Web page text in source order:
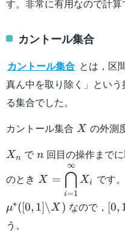
す。非常に有用なので計算
カントール集合
カントール集合 とは，区
真ん中を取り除く」とい
る集合でした。
カントール集合 X
X の外測
X_n
Xn でn
n 回目の操作まで
のとき
\displaystyle X =
X =
i=1
⋂
∞
Xi です。
μ∗([0, 1]\X ) なので， [0,
う。